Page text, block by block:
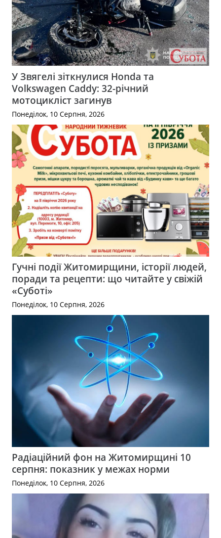
У Звягелі зіткнулися Honda та
Volkswagen Caddy: 32-річний
мотоцикліст загинув
Понеділок, 10 Серпня, 2026
Гучні події Житомирщини, історії людей,
поради та рецепти: що читайте у свіжій
«Суботі»
Понеділок, 10 Серпня, 2026
Радіаційний фон на Житомирщині 10
серпня: показник у межах норми
Понеділок, 10 Серпня, 2026